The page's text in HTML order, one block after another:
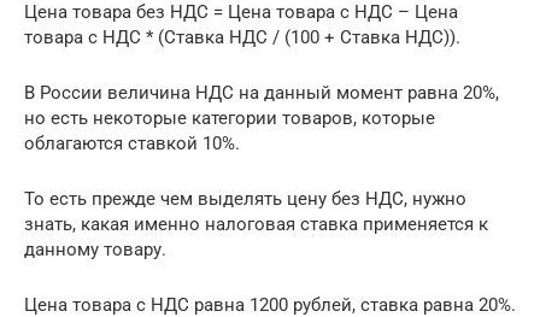
Цена товара без НДС = Цена товара с НДС – Цена
товара с НДС * (Ставка НДС / (100 + Ставка НДС)).
В России величина НДС на данный момент равна 20%,
но есть некоторые категории товаров, которые
облагаются ставкой 10%.
То есть прежде чем выделять цену без НДС, нужно
знать, какая именно налоговая ставка применяется к
данному товару.
Цена товара с НДС равна 1200 рублей, ставка равна 20%.